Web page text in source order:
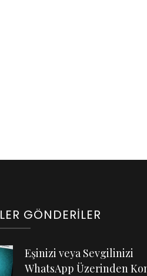
GÖNDERILER
Eşinizi veya Sevgilinizi
WhatsApp Üzerinden